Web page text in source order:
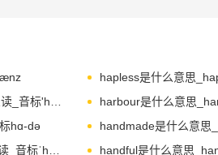
hapless是什么意思
hɑ-də
handful是什么意思